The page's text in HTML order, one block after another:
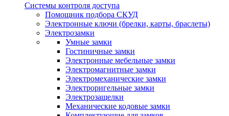
Системы контроля доступа
Помощник подбора СКУД
Электронные ключи (брелки, карты, браслеты)
Электрозамки
Умные замки
Гостиничные замки
Электронные мебельные замки
Электромагнитные замки
Электромеханические замки
Электроригельные замки
Электрозащелки
Механические кодовые замки